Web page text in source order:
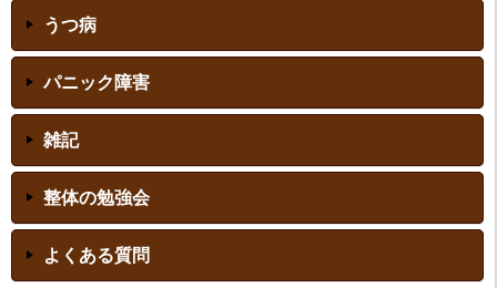
うつ病
パニック障害
雑記
整体の勉強会
よくある質問